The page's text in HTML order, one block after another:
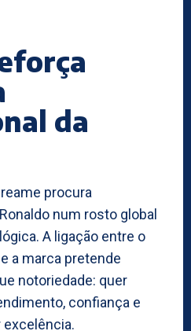
da
procura
num rosto global
A ligação entre o
a marca pretende
notoriedade: quer
confiança e